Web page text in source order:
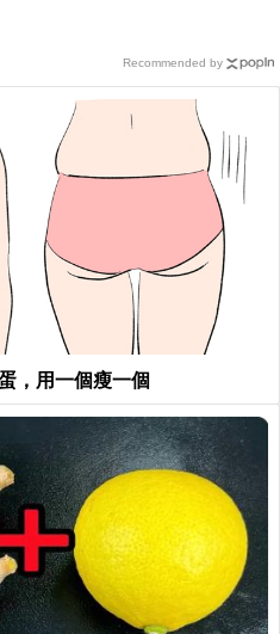
，用一個瘦一個
Recommended by